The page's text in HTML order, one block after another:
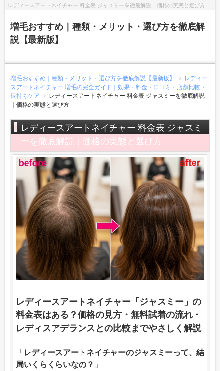
レディースアートネイチャー 料金表 ジャスミーを徹底解説｜価格の実態と選び方
増毛おすすめ｜種類・メリット・選び方を徹底解
説【最新版】
増毛おすすめ｜種類・メリット・選び方を徹底解説【最新版】
レディー
スアートネイチャー 増毛の完全ガイド｜効果・料金・口コミ・店舗比較・
長持ちケア
レディースアートネイチャー 料金表 ジャスミーを徹底解説
｜価格の実態と選び方
レディースアートネイチャー 料金表 ジャスミ
ーを徹底解説｜価格の実態と選び方
レディースアートネイチャー「ジャスミー」の
料金表はある？価格の見方・無料試着の流れ・
レディスアデランスとの比較までやさしく解説
「 レディースアートネイチャーのジャスミーって、結
局いくらくらいなの？ 」